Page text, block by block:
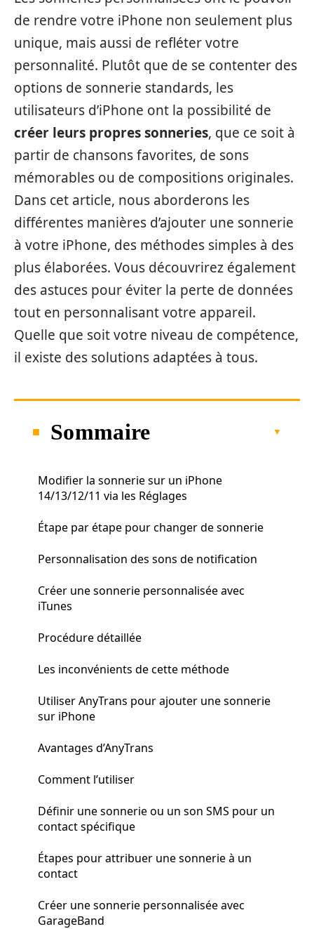
de rendre votre iPhone non seulement plus
unique, mais aussi de refléter votre
personnalité. Plutôt que de se contenter des
options de sonnerie standards, les
utilisateurs d’iPhone ont la possibilité de
créer leurs propres sonneries, que ce soit à
partir de chansons favorites, de sons
mémorables ou de compositions originales.
Dans cet article, nous aborderons les
différentes manières d’ajouter une sonnerie
à votre iPhone, des méthodes simples à des
plus élaborées. Vous découvrirez également
des astuces pour éviter la perte de données
tout en personnalisant votre appareil.
Quelle que soit votre niveau de compétence,
il existe des solutions adaptées à tous.
Sommaire
Modifier la sonnerie sur un iPhone
14/13/12/11 via les Réglages
Étape par étape pour changer de sonnerie
Personnalisation des sons de notification
Créer une sonnerie personnalisée avec
iTunes
Procédure détaillée
Les inconvénients de cette méthode
Utiliser AnyTrans pour ajouter une sonnerie
sur iPhone
Avantages d’AnyTrans
Comment l’utiliser
Définir une sonnerie ou un son SMS pour un
contact spécifique
Étapes pour attribuer une sonnerie à un
contact
Créer une sonnerie personnalisée avec
GarageBand